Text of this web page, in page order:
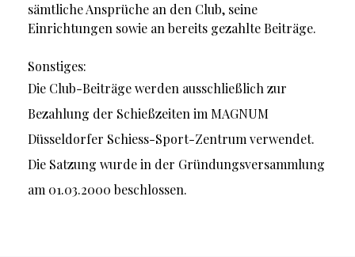
sämtliche Ansprüche an den Club, seine
Einrichtungen sowie an bereits gezahlte Beiträge.
Sonstiges:
Die Club-Beiträge werden ausschließlich zur
Bezahlung der Schießzeiten im MAGNUM
Düsseldorfer Schiess-Sport-Zentrum verwendet.
Die Satzung wurde in der Gründungsversammlung
am 01.03.2000 beschlossen.